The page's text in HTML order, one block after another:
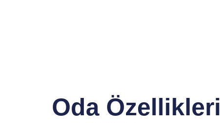
Oda Özellikleri